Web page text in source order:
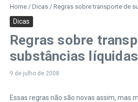
Home / Dicas / Regras sobre transporte de
Dicas
Regras sobre
substâncias líquidas
9 de julho de 2008
Essas regras não são novas assim, mas